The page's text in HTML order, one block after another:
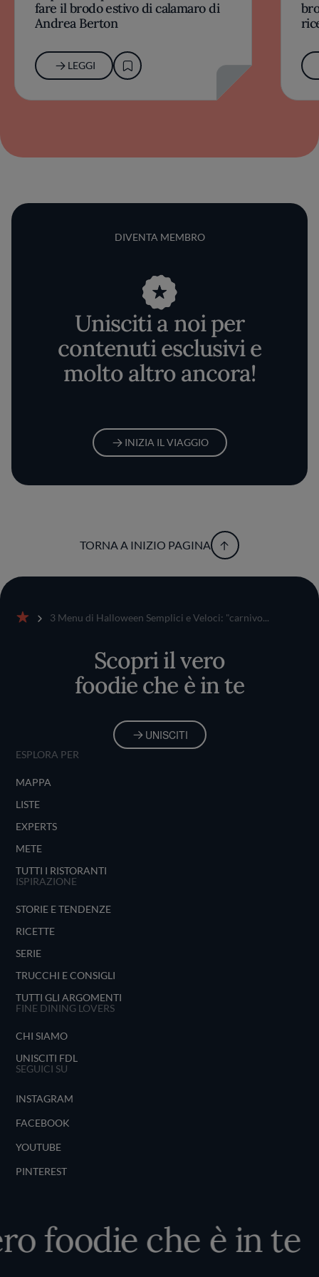
fare il brodo estivo di calamaro di
Andrea Berton
LEGGI
DIVENTA MEMBRO
Unisciti a noi per
contenuti esclusivi e
molto altro ancora!
INIZIA IL VIAGGIO
TORNA A INIZIO PAGINA
3 Menu di Halloween Semplici e Veloci: "carnivo...
Scopri il vero
foodie che è in te
UNISCITI
ESPLORA PER
MAPPA
LISTE
EXPERTS
METE
TUTTI I RISTORANTI
ISPIRAZIONE
STORIE E TENDENZE
RICETTE
SERIE
TRUCCHI E CONSIGLI
TUTTI GLI ARGOMENTI
FINE DINING LOVERS
CHI SIAMO
UNISCITI FDL
SEGUICI SU
INSTAGRAM
FACEBOOK
YOUTUBE
PINTEREST
che è in te